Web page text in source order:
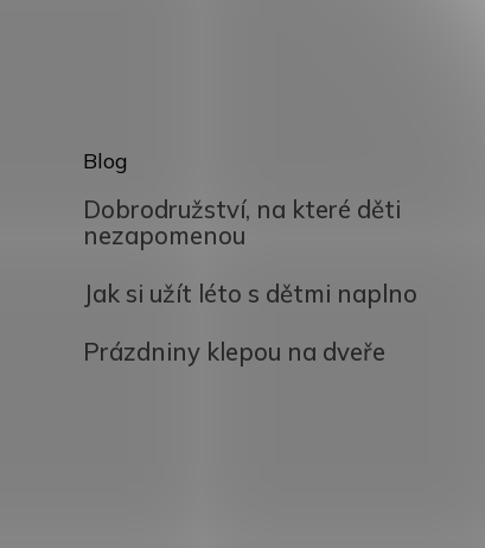
Blog
Dobrodružství, na které děti
nezapomenou
Jak si užít léto s dětmi naplno
Prázdniny klepou na dveře